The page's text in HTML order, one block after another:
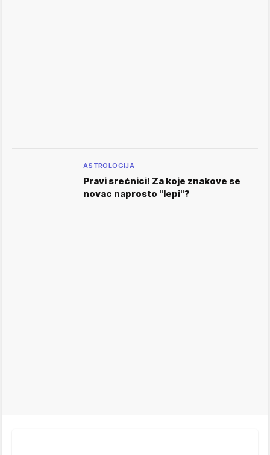
ASTROLOGIJA
Pravi srećnici! Za koje znakove se
novac naprosto "lepi"?